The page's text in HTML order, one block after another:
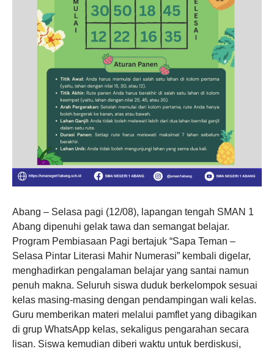
Abang – Selasa pagi (12/08), lapangan tengah SMAN 1
Abang dipenuhi gelak tawa dan semangat belajar.
Program Pembiasaan Pagi bertajuk “Sapa Teman –
Selasa Pintar Literasi Mahir Numerasi” kembali digelar,
menghadirkan pengalaman belajar yang santai namun
penuh makna. Seluruh siswa duduk berkelompok sesuai
kelas masing-masing dengan pendampingan wali kelas.
Guru memberikan materi melalui pamflet yang dibagikan
di grup WhatsApp kelas, sekaligus pengarahan secara
lisan. Siswa kemudian diberi waktu untuk berdiskusi,